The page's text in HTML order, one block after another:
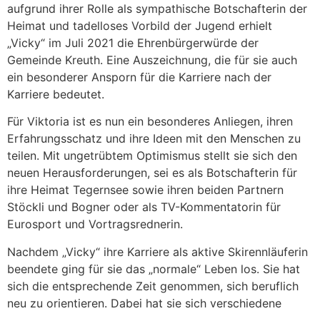
aufgrund ihrer Rolle als sympathische Botschafterin der
Heimat und tadelloses Vorbild der Jugend erhielt
„Vicky“ im Juli 2021 die Ehrenbürgerwürde der
Gemeinde Kreuth. Eine Auszeichnung, die für sie auch
ein besonderer Ansporn für die Karriere nach der
Karriere bedeutet.
Für Viktoria ist es nun ein besonderes Anliegen, ihren
Erfahrungsschatz und ihre Ideen mit den Menschen zu
teilen. Mit ungetrübtem Optimismus stellt sie sich den
neuen Herausforderungen, sei es als Botschafterin für
ihre Heimat Tegernsee sowie ihren beiden Partnern
Stöckli und Bogner oder als TV-Kommentatorin für
Eurosport und Vortragsrednerin.
Nachdem „Vicky“ ihre Karriere als aktive Skirennläuferin
beendete ging für sie das „normale“ Leben los. Sie hat
sich die entsprechende Zeit genommen, sich beruflich
neu zu orientieren. Dabei hat sie sich verschiedene